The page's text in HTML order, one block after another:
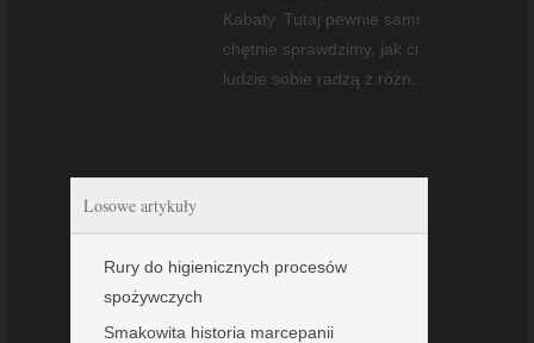
Kabaty. Tutaj pewnie sami
chętnie sprawdzimy, jak ci
ludzie sobie radzą z różn...
Losowe artykuły
Rury do higienicznych procesów
spożywczych
Smakowita historia marcepanii